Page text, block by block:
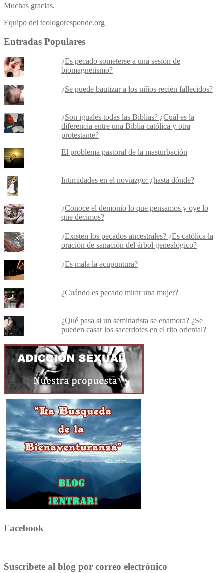
Muchas gracias,
Equipo del teologoresponde.org
Entradas Populares
¿Es pecado someterse a una sesión de
biomagnetismo?
¿Se puede bautizar a los niños recién fallecidos?
¿Son iguales todas las Biblias? ¿Cuál es la
diferencia entre una Biblia católica y otra
protestante?
El problema pastoral de la masturbación
Intimidades en el noviazgo: ¿hasta dónde?
¿Conoce el demonio lo que pensamos y oye lo
que decimos?
¿Existen los pecados ancestrales? ¿Es católica la
oración de sanación del árbol genealógico?
¿Es mala la acupuntura?
¿Cuándo es pecado mirar una mujer?
¿Qué pasa si un seminarista se enamora? ¿Se
pueden casar los sacerdotes en el rito oriental?
Facebook
Suscríbete al blog por correo electrónico